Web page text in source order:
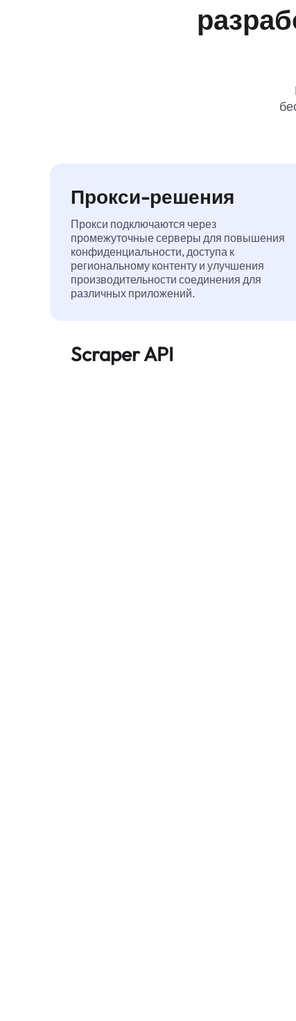
Прокси-решения
Прокси подключаются через
промежуточные серверы для повышения
конфиденциальности, доступа к
региональному контенту и улучшения
производительности соединения для
различных приложений.
Scraper API